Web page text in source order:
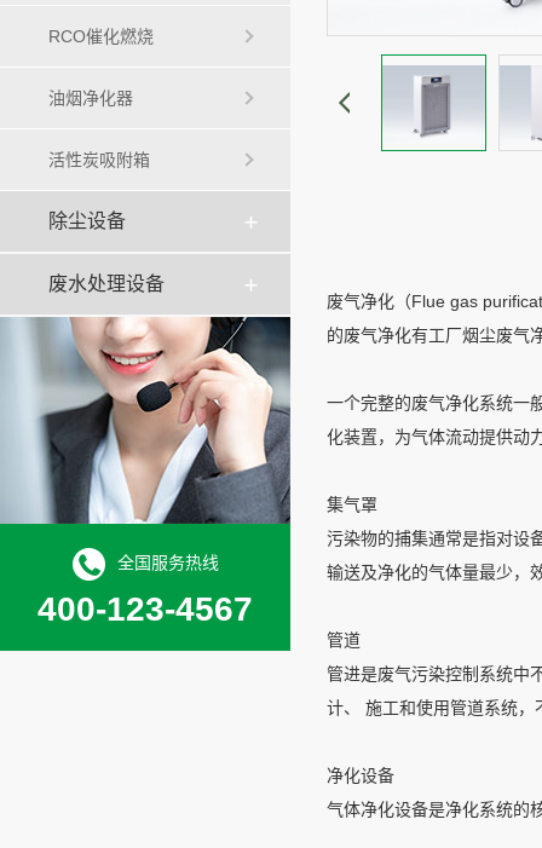
RCO催化燃烧
油烟净化器
活性炭吸附箱
除尘设备
废水处理设备
全国服务热线
400-123-4567
废气净化（Flue gas
的废气净化有工厂烟尘废气
一个完整的废气净化系统一
化装置，为气体流动提供动
集气罩
污染物的捕集通常是指对设
输送及净化的气体量最少，
管道
管进是废气污染控制系统中
计、 施工和使用管道系统
净化设备
气体净化设备是净化系统的